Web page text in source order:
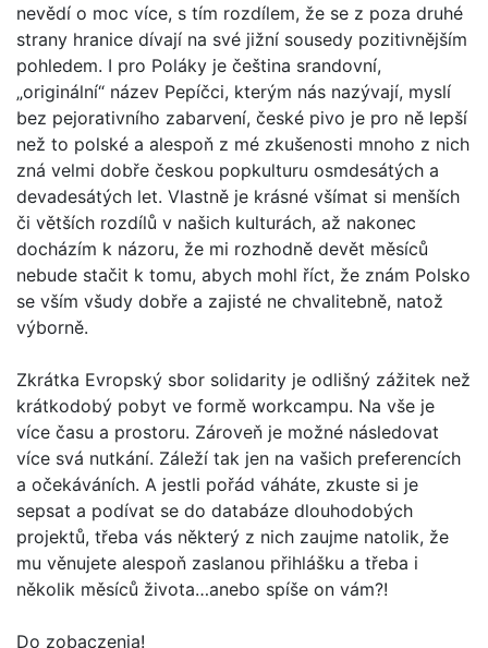
nevědí o moc více, s tím rozdílem, že se z poza druhé
strany hranice dívají na své jižní sousedy pozitivnějším
pohledem. I pro Poláky je čeština srandovní,
„originální“ název Pepíčci, kterým nás nazývají, myslí
bez pejorativního zabarvení, české pivo je pro ně lepší
než to polské a alespoň z mé zkušenosti mnoho z nich
zná velmi dobře českou popkulturu osmdesátých a
devadesátých let. Vlastně je krásné všímat si menších
či větších rozdílů v našich kulturách, až nakonec
docházím k názoru, že mi rozhodně devět měsíců
nebude stačit k tomu, abych mohl říct, že znám Polsko
se vším všudy dobře a zajisté ne chvalitebně, natož
výborně.
Zkrátka Evropský sbor solidarity je odlišný zážitek než
krátkodobý pobyt ve formě workcampu. Na vše je
více času a prostoru. Zároveň je možné následovat
více svá nutkání. Záleží tak jen na vašich preferencích
a očekáváních. A jestli pořád váháte, zkuste si je
sepsat a podívat se do databáze dlouhodobých
projektů, třeba vás některý z nich zaujme natolik, že
mu věnujete alespoň zaslanou přihlášku a třeba i
několik měsíců života…anebo spíše on vám?!
Do zobaczenia!